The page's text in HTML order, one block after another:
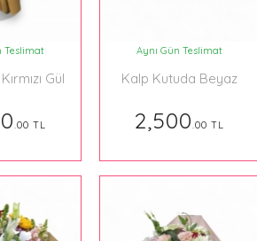
Teslimat
Gül
.00 TL
Aynı Gün Teslimat
Kalp Kutuda Beyaz
2,500.00 TL